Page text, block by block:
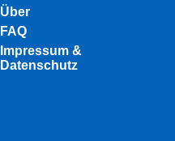
Über
FAQ
Impressum &
Datenschutz